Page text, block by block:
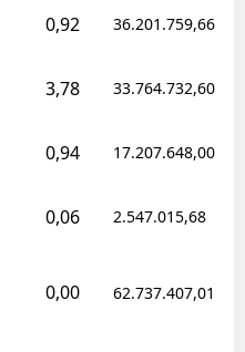
0,92 36.201.759,66
3,78 33.764.732,60
0,94 17.207.648,00
0,06 2.547.015,68
0,00 62.737.407,01